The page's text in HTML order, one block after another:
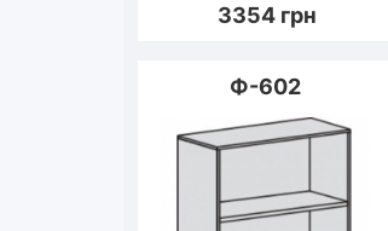
3354 грн
Ф-602